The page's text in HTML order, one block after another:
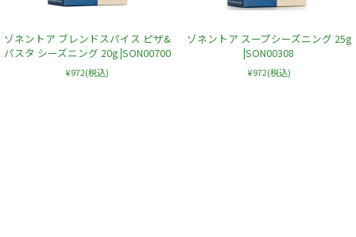
ゾネントア ブレンドスパイス ピザ&
パスタ シーズニング 20g |SON00700
¥972(税込)
ゾネントア スープシーズニング 25g
|SON00308
¥972(税込)